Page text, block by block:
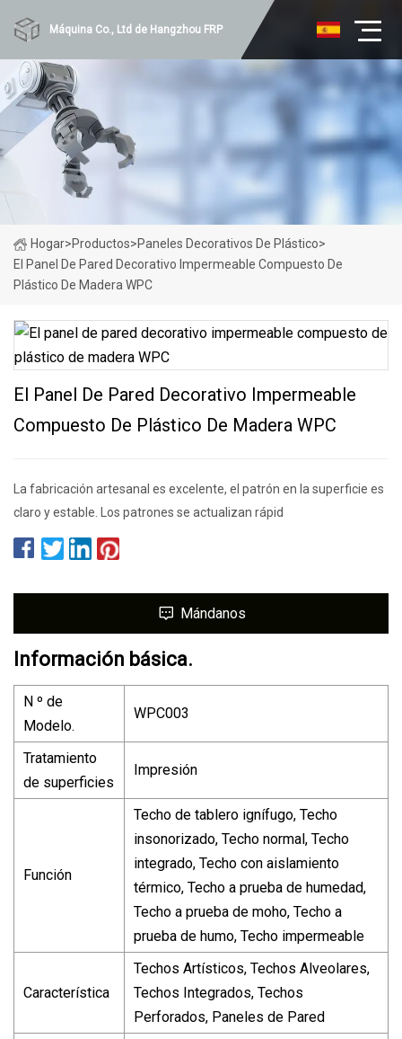
Máquina Co., Ltd de Hangzhou FRP
Hogar>Productos>Paneles Decorativos De Plástico>
El Panel De Pared Decorativo Impermeable Compuesto De
Plástico De Madera WPC
El Panel De Pared Decorativo Impermeable
Compuesto De Plástico De Madera WPC
La fabricación artesanal es excelente, el patrón en la superficie es
claro y estable. Los patrones se actualizan rápid
Mándanos
Información básica.
N º de
Modelo.
WPC003
Tratamiento
de superficies
Impresión
Función
Techo de tablero ignífugo, Techo
insonorizado, Techo normal, Techo
integrado, Techo con aislamiento
térmico, Techo a prueba de humedad,
Techo a prueba de moho, Techo a
prueba de humo, Techo impermeable
Característica
Techos Artísticos, Techos Alveolares,
Techos Integrados, Techos
Perforados, Paneles de Pared